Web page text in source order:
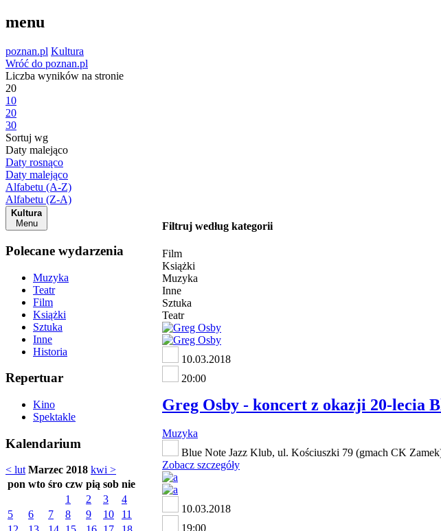
menu
poznan.pl Kultura
Wróć do poznan.pl
Liczba wyników na stronie
20
10
20
30
Sortuj wg
Daty malejąco
Daty rosnąco
Daty malejąco
Alfabetu (A-Z)
Alfabetu (Z-A)
Kultura
Menu
Polecane wydarzenia
Muzyka
Teatr
Film
Książki
Sztuka
Inne
Historia
Repertuar
Kino
Spektakle
Kalendarium
< lut Marzec 2018 kwi >
pon wto śro czw pią sob nie
1
2 3
4
5
6 7 8 9 10
11
Filtruj według kategorii
Film
Książki
Muzyka
Inne
Sztuka
Teatr
10.03.2018
20:00
Greg Osby - koncert z okazji 20-lecia
Muzyka
Blue Note Jazz Klub, ul. Kościuszki 79 (gmach CK
Zobacz szczegóły
10.03.2018
19:00